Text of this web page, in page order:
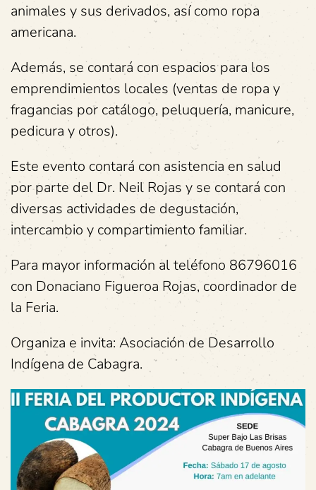
animales y sus derivados, así como ropa
americana.
Además, se contará con espacios para los
emprendimientos locales (ventas de ropa y
fragancias por catálogo, peluquería, manicure,
pedicura y otros).
Este evento contará con asistencia en salud
por parte del Dr. Neil Rojas y se contará con
diversas actividades de degustación,
intercambio y compartimiento familiar.
Para mayor información al teléfono 86796016
con Donaciano Figueroa Rojas, coordinador de
la Feria.
Organiza e invita: Asociación de Desarrollo
Indígena de Cabagra.